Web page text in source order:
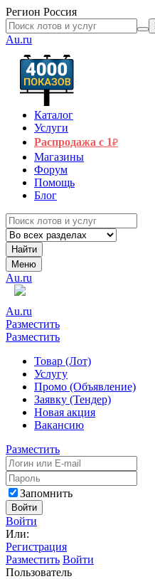
Регион Россия
Au.ru
Каталог
Услуги
Распродажа с 1₽
Магазины
Форум
Помощь
Блог
Найти
Меню
Au.ru
Au.ru
Разместить
Разместить
Товар (Лот)
Услугу
Промо (Объявление)
Заявку (Тендер)
Новая акция
Вакансию
Разместить
Запомнить
Войти
Войти
Или:
Регистрация
Разместить Войти
Пользователь